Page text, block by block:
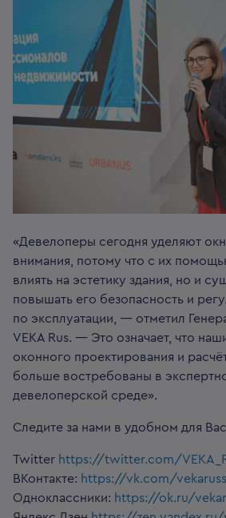
«Девелоперы сегодня уделяют
внимания, потому что с их
влиять на эстетику здания, но и
повышать его безопасность и
по эксплуатации, — отметил
VEKA Rus. — Это означает, что
оконного проектирования и
больше востребованы в
девелоперской среде».
Следите за нами в удобном для
Twitter https://twitter.com/
ВКонтакте: https://vk.com/
Одноклассники: https://ok.ru/